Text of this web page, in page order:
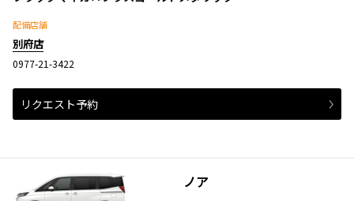
配備店舗
別府店
0977-21-3422
リクエスト予約
ノア